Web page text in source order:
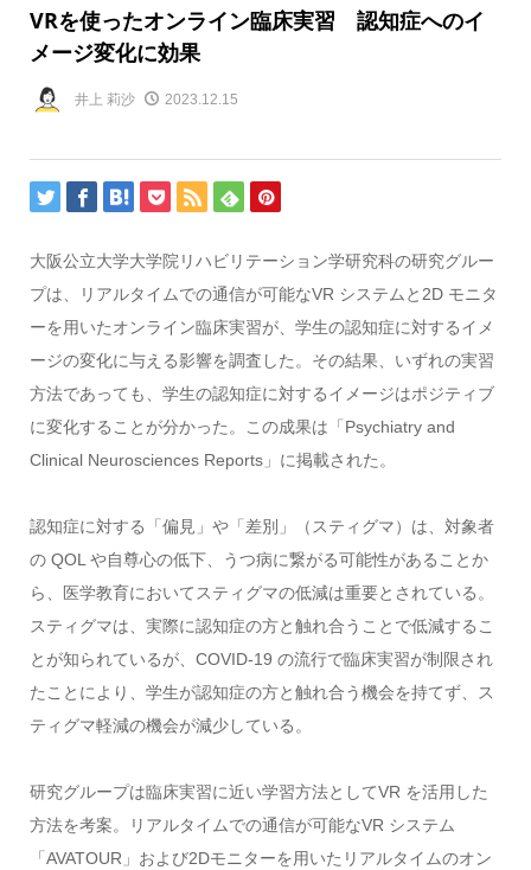
VRを使ったオンライン臨床実習 認知症へのイ
メージ変化に効果
井上 莉沙 2023.12.15
大阪公立大学大学院リハビリテーション学研究科の研究グルー
プは、リアルタイムでの通信が可能なVR システムと2D モニタ
ーを用いたオンライン臨床実習が、学生の認知症に対するイメ
ージの変化に与える影響を調査した。その結果、いずれの実習
方法であっても、学生の認知症に対するイメージはポジティブ
に変化することが分かった。この成果は「Psychiatry and
Clinical Neurosciences Reports」に掲載された。
認知症に対する「偏見」や「差別」（スティグマ）は、対象者
の QOL や自尊心の低下、うつ病に繋がる可能性があることか
ら、医学教育においてスティグマの低減は重要とされている。
スティグマは、実際に認知症の方と触れ合うことで低減するこ
とが知られているが、COVID-19 の流行で臨床実習が制限され
たことにより、学生が認知症の方と触れ合う機会を持てず、ス
ティグマ軽減の機会が減少している。
研究グループは臨床実習に近い学習方法としてVR を活用した
方法を考案。リアルタイムでの通信が可能なVR システム
「AVATOUR」および2Dモニターを用いたリアルタイムのオン